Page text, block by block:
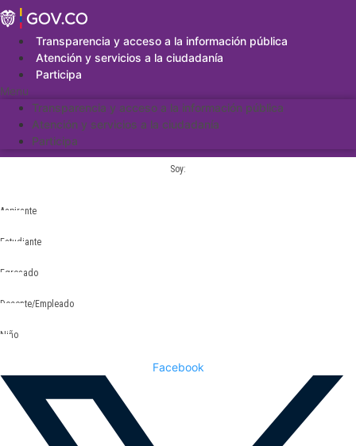
Saltar
al
contenidoTransparencia y acceso a la información pública
Atención y servicios a la ciudadanía
Participa
Menu
Transparencia y acceso a la información pública
Atención y servicios a la ciudadanía
Participa
Soy:
Aspirante
Estudiante
Egresado
Docente/Empleado
Niño
Facebook